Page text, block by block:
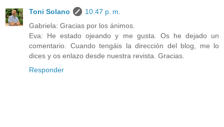
Toni Solano
10:47 p. m.
Gabriela: Gracias por los ánimos.
Eva: He estado ojeando y me gusta. Os he dejado un
comentario. Cuando tengáis la dirección del blog, me lo
dices y os enlazo desde nuestra revista. Gracias.
Responder